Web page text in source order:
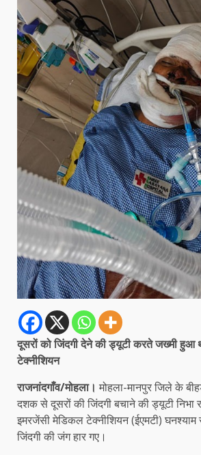
दूसरों को जिंदगी देने की ड्यूटी करते जख्मी हुआ
टेक्नीशियन
राजनांदगाँव/मोहला। मोहला-मानपुर जिले के
दशक से दूसरों की जिंदगी बचाने की ड्यूटी
इमरजेंसी मेडिकल टेक्नीशियन (ईएमटी) घनश्याम
जिंदगी की जंग हार गए।